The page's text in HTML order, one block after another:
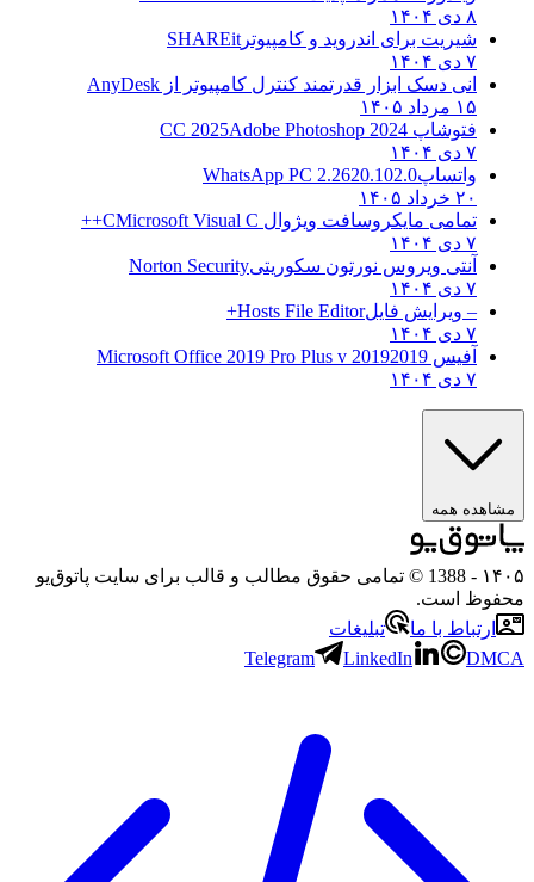
۸ دی ۱۴۰۴
شیریت برای اندروید و کامپیوتر SHAREit
۷ دی ۱۴۰۴
انی دسک ابزار قدرتمند کنترل کامپیوتر از AnyDesk
۱۵ مرداد ۱۴۰۵
فتوشاپ CC 2025 Adobe Photoshop 2024
۷ دی ۱۴۰۴
واتساپWhatsApp PC 2.2620.102.0
۲۰ خرداد ۱۴۰۵
تمامی مایکروسافت ویژوال C Microsoft Visual C++
۷ دی ۱۴۰۴
آنتی ویروس نورتون سکوریتیNorton Security
۷ دی ۱۴۰۴
– ویرایش فایلHosts File Editor+
۷ دی ۱۴۰۴
آفیس 2019 2019 Microsoft Office 2019 Pro Plus v
۷ دی ۱۴۰۴
مشاهده همه
۱۴۰۵
- 1388 © تمامی حقوق مطالب و قالب برای سایت پاتوق‌یو
محفوظ است.
ارتباط با ما
تبلیغات
Telegram
LinkedIn DMCA